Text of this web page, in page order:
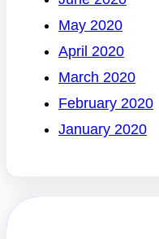
May 2020
April 2020
March 2020
February 2020
January 2020